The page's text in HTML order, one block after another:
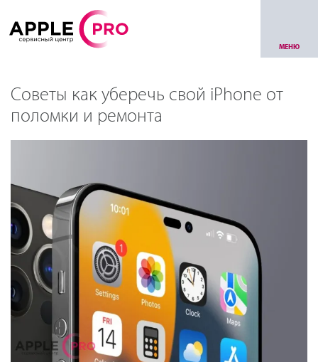
МЕНЮ
Советы как уберечь свой iPhone от
поломки и ремонта